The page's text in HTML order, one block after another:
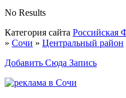
No Results
Категория сайта Российская
» Сочи » Центральный район
Добавить Сюда Запись